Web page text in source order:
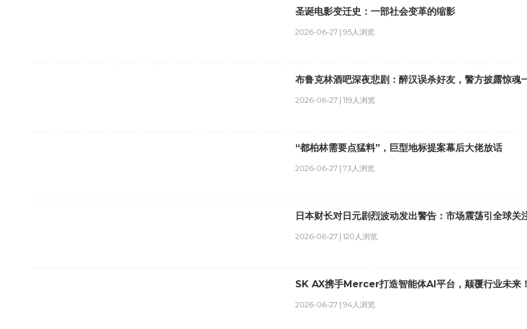
2026-06-27 | 95人浏览
圣诞电影变迁史：一部社会变革的缩影
2026-06-27 | 119人浏览
布鲁克林酒吧深夜悲剧：醉汉误杀好友，警方披露惊魂
2026-06-27 | 73人浏览
“都柏林需要点猛料”，巨型地标提案幕后大佬放话
2026-06-27 | 120人浏览
日本财长对日元剧烈波动发出警告：市场震荡引全球关
2026-06-27 | 94人浏览
SK AX携手Mercer打造智能体AI平台，颠覆行业未来！